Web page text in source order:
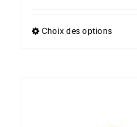
Choix des options